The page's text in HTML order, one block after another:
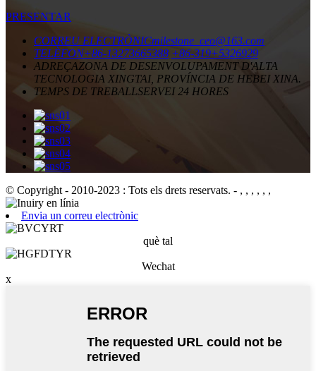
PRESENTAR
CORREU ELECTRÒNICmilestone_ceo@163.com
TELÈFON+86-13273665388 +86-319+5326929
ADREÇAZONA DE DESENVOLUPAMENT D'ALTA
TECNOLOGIA XINGTAI, PROVÍNCIA DE HEBEI XINA.
TEMPS DE TREBALLSERVEI 24 HORES
© Copyright - 2010-2023 : Tots els drets reservats. - , , , , , ,
Envia un correu electrònic
què tal
Wechat
x